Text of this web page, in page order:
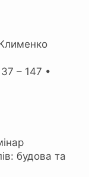
Клименко
– 147 •
будова та